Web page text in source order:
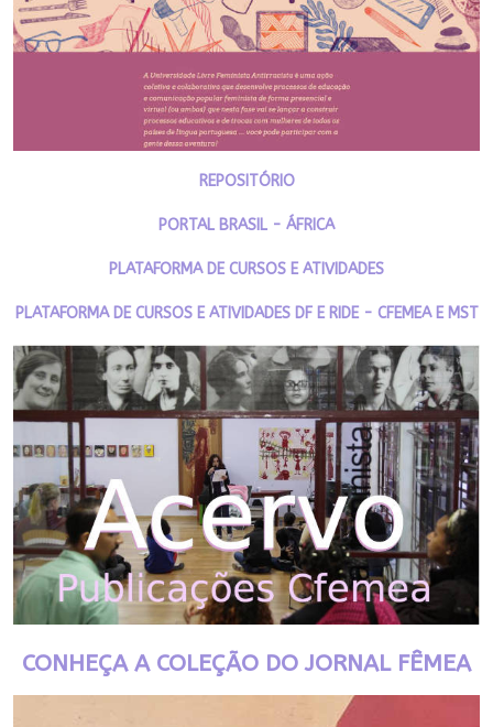
REPOSITÓRIO
PORTAL BRASIL - ÁFRICA
PLATAFORMA DE CURSOS E ATIVIDADES
PLATAFORMA DE CURSOS E ATIVIDADES DF E RIDE - CFEMEA E MST
CONHEÇA A COLEÇÃO DO JORNAL FÊMEA